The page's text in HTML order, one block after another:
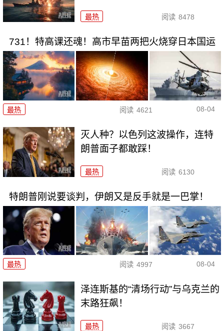
最热 阅读 8478
731！特高课还魂！高市早苗两把火烧穿日本国运
最热 阅读 4621 08-04
灭人种？以色列这波操作，连特
朗普面子都敢踩！
最热 阅读 6130
特朗普刚说要谈判，伊朗又是反手就是一巴掌！
最热 阅读 4997 08-04
泽连斯基的“清场行动”与乌克兰的
末路狂飙！
最热 阅读 3667